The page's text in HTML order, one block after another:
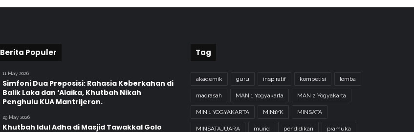
Berita Populer
11 May 2026
Simfoni Dua Preposisi: Rahasia Keberkahan di
Balik Laka dan ‘Alaika, Khutbah Nikah
Penghulu KUA Mantrijeron.
29 May 2026
Khutbah Idul Adha di Masjid Tawakkal Golo
Tag
akademik guru inspiratif kompetisi lomba
madrasah MAN 1 Yogyakarta MAN 2 Yogyakarta
MIN 1 YOGYAKARTA MIN1YK MINSATA
MINSATAJUARA murid pendidikan pramuka